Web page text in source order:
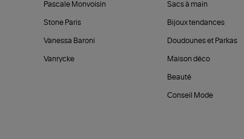
Pascale Monvoisin
Stone Paris
Vanessa Baroni
Vanrycke
Sacs à main
Bijoux tendances
Doudounes et Parkas
Maison déco
Beauté
Conseil Mode